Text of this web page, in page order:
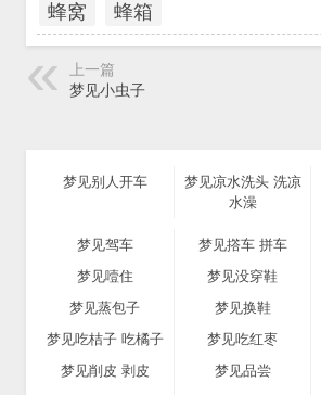
蜂窝
蜂箱
上一篇
梦见小虫子
梦见别人开车
梦见凉水洗头 洗凉
水澡
梦见驾车
梦见撘车 拼车
梦见噎住
梦见没穿鞋
梦见蒸包子
梦见换鞋
梦见吃桔子 吃橘子
梦见吃红枣
梦见削皮 剥皮
梦见品尝